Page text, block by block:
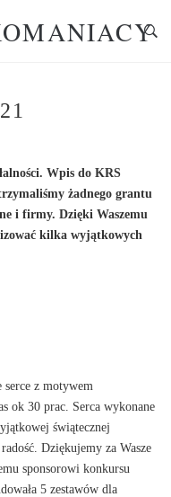
Wpis do KRS
żadnego grantu
i firmy. Dzięki Waszemu
kilka wyjątkowych
z motywem
ok 30 prac. Serca wykonane
świątecznej
Dziękujemy za Wasze
sponsorowi konkursu
5 zestawów dla